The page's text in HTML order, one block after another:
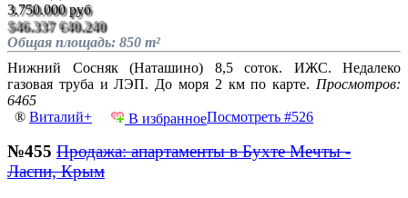
3.750.000 руб
$46.337 €40.240
Общая площадь: 850 m²
Нижний Сосняк (Наташино) 8,5 соток. ИЖС. Недалеко
газовая труба и ЛЭП. До моря 2 км по карте. Просмотров:
6465
® Виталий+ В избранноеПосмотреть #526
№455 Продажа: апартаменты в Бухте Мечты -
Ласпи, Крым